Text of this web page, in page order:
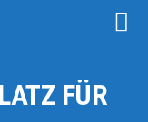
FÜR